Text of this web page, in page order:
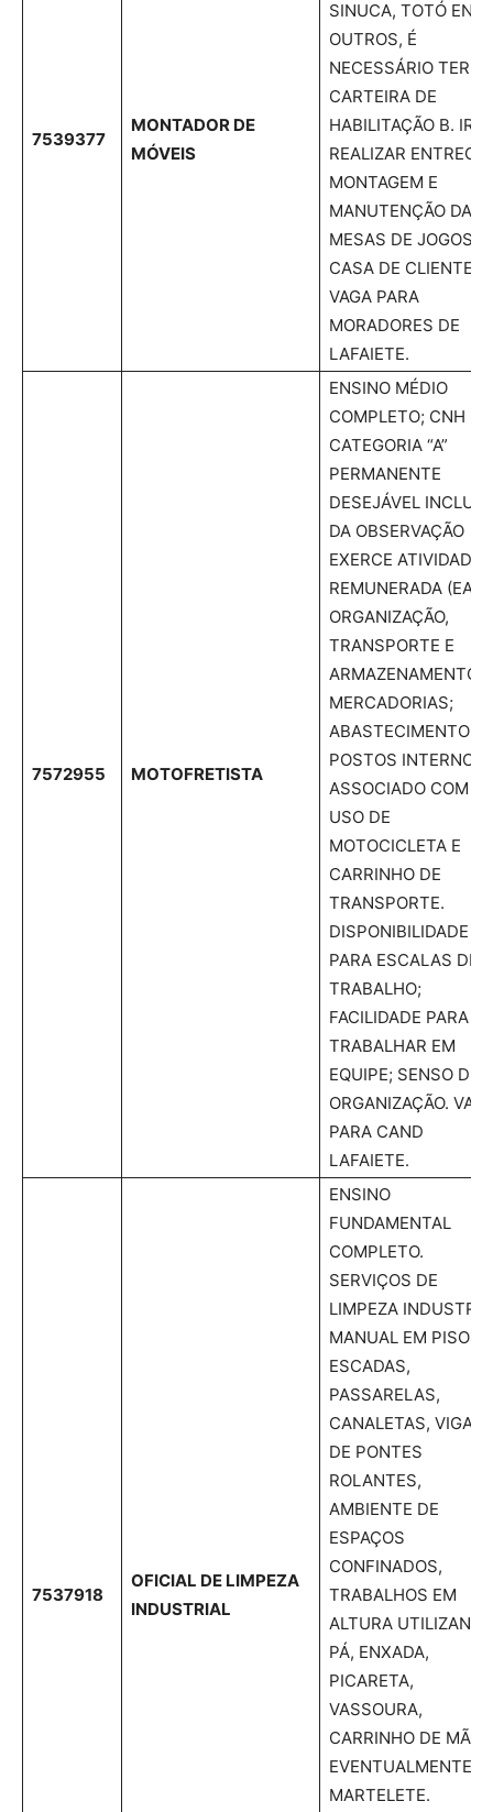
7539377
MONTADOR DE
MÓVEIS
SINUCA, TOTÓ
OUTROS, É
NECESSÁRIO TER A
CARTEIRA DE
HABILITAÇÃO B. IRÁ
REALIZAR
MONTAGEM E
MANUTENÇÃO DAS
MESAS DE JOGOS
CASA DE CLIENTES.
VAGA PARA
MORADORES DE
LAFAIETE.
7572955 MOTOFRETISTA
ENSINO MÉDIO
COMPLETO; CNH
CATEGORIA “A”
PERMANENTE
DESEJÁVEL
DA OBSERVAÇÃO
EXERCE ATIVIDADE
REMUNERADA (EAR);
ORGANIZAÇÃO,
TRANSPORTE E
ARMAZENAMENTO
MERCADORIAS;
ABASTECIMENTO
POSTOS INTERNOS
ASSOCIADO COM
USO DE
MOTOCICLETA E
CARRINHO DE
TRANSPORTE.
DISPONIBILIDADE
PARA ESCALAS DE
TRABALHO;
FACILIDADE PARA
TRABALHAR EM
EQUIPE; SENSO DE
ORGANIZAÇÃO.
PARA CAND
LAFAIETE.
7537918
OFICIAL DE LIMPEZA
INDUSTRIAL
ENSINO
FUNDAMENTAL
COMPLETO.
SERVIÇOS DE
LIMPEZA
MANUAL EM PISOS,
ESCADAS,
PASSARELAS,
CANALETAS, VIGAS
DE PONTES
ROLANTES,
AMBIENTE DE
ESPAÇOS
CONFINADOS,
TRABALHOS EM
ALTURA
PÁ, ENXADA,
PICARETA,
VASSOURA,
CARRINHO DE MÃO
EVENTUALMENTE
MARTELETE.